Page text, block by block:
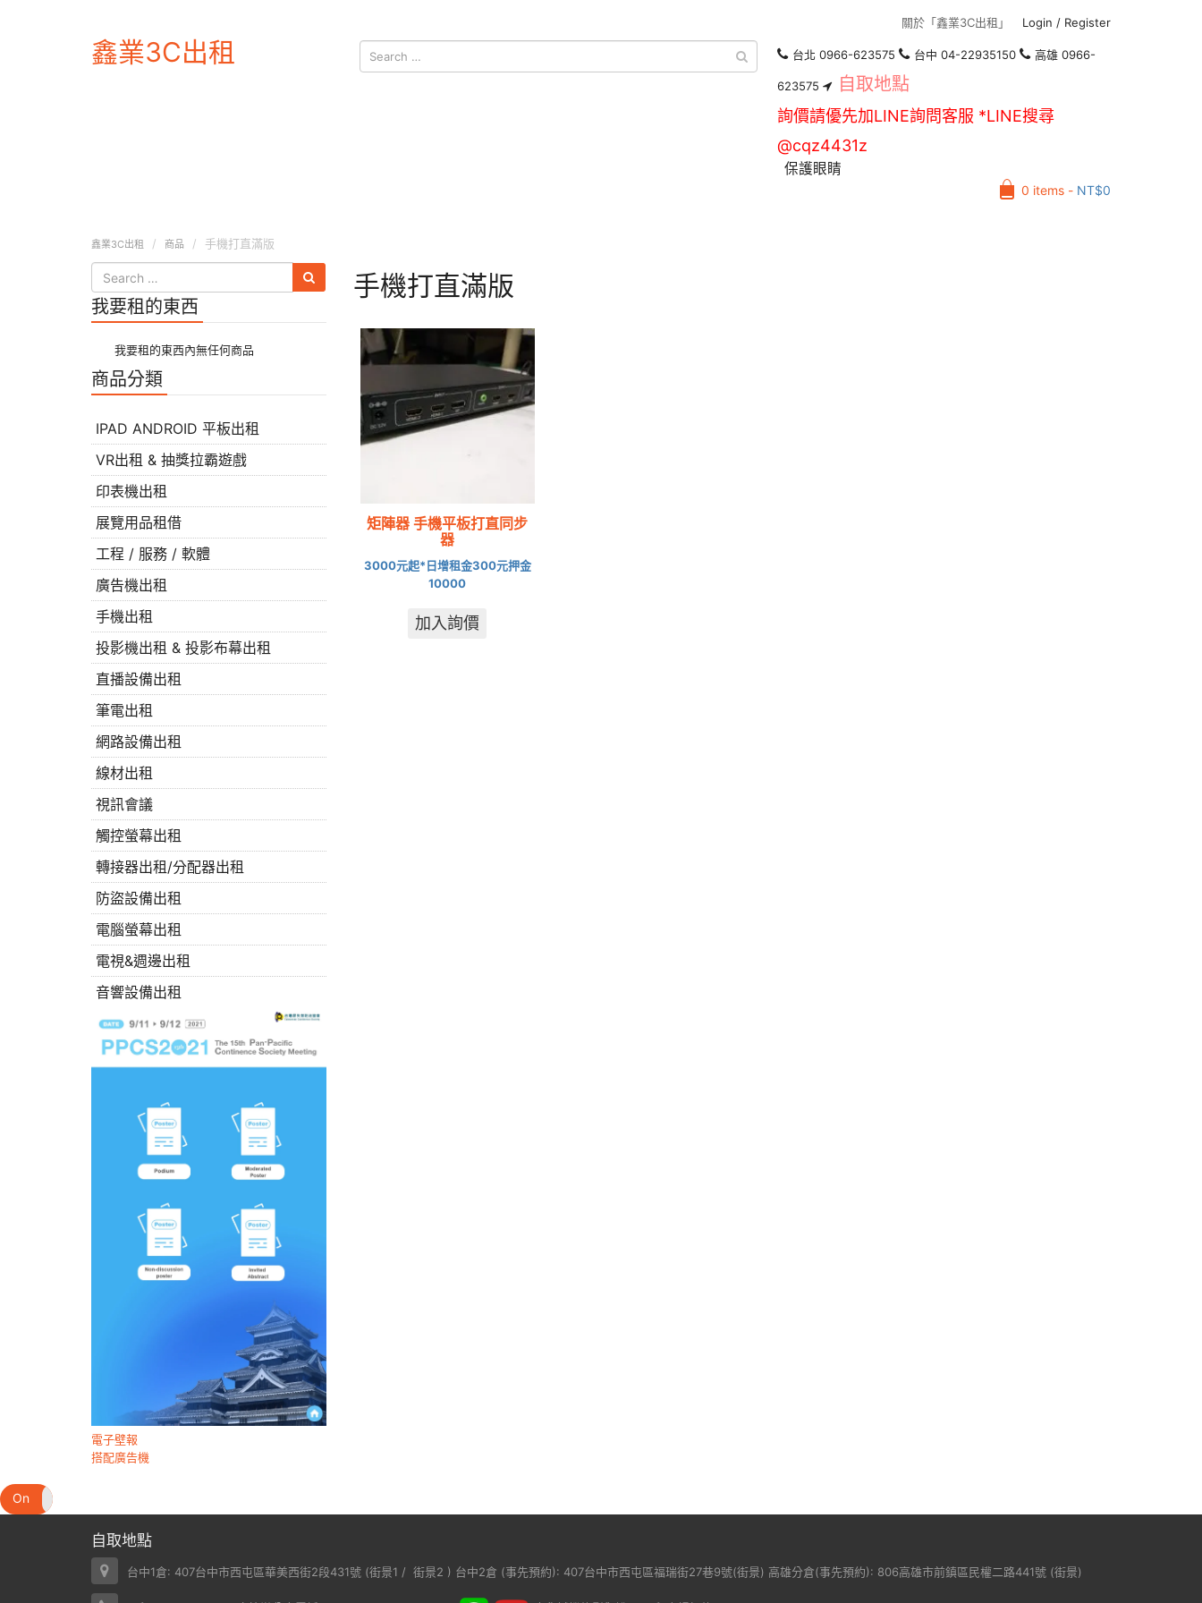
Login / Register
關於「鑫業3C出租」
鑫業3C出租 台北 0966-623575 台中 04-22935150 高雄 0966-
623575 自取地點
詢價請優先加LINE詢問客服 *LINE搜尋
@cqz4431z
保護眼睛
0 items - NT$0
鑫業3C出租 商品 手機打直滿版
我要租的東西
我要租的東西內無任何商品
商品分類
IPAD ANDROID 平板出租
VR出租 & 抽獎拉霸遊戲
印表機出租
展覽用品租借
工程 / 服務 / 軟體
廣告機出租
手機出租
投影機出租 & 投影布幕出租
直播設備出租
筆電出租
網路設備出租
線材出租
視訊會議
觸控螢幕出租
轉接器出租/分配器出租
防盜設備出租
電腦螢幕出租
電視&週邊出租
音響設備出租
電子壁報
搭配廣告機
手機打直滿版
矩陣器 手機平板打直同步
器
3000元起*日增租金300元押金
10000
加入詢價
On
自取地點
台中1倉: 407台中市西屯區華美西街2段431號 (街景1 / 街景2 ) 台中2倉 (事先預約): 407台中市西屯區福瑞街27巷9號(街景) 高雄分倉(事先預約): 806高雄市前鎮區民權二路441號 (街景)